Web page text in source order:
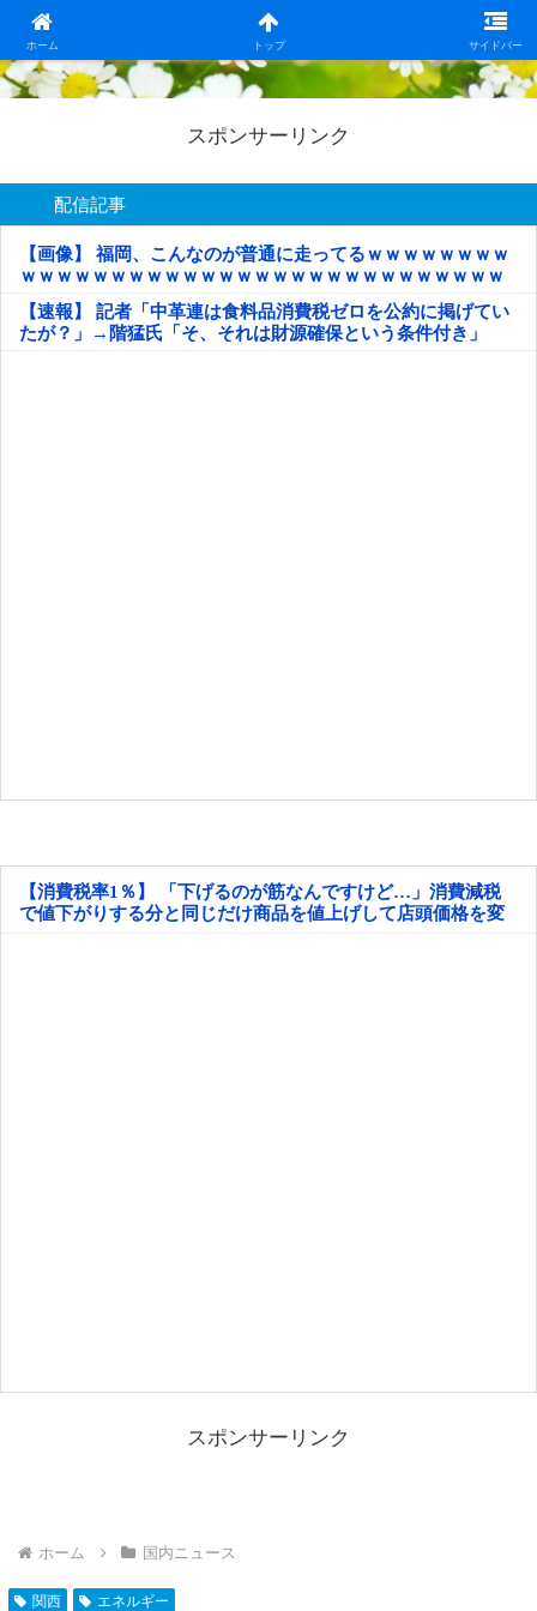
ホーム トップ サイドバー
日本第一！ニュース録
スポンサーリンク
配信記事
【画像】 福岡、こんなのが普通に走ってるｗｗｗｗｗｗｗｗ
ｗｗｗｗｗｗｗｗｗｗｗｗｗｗｗｗｗｗｗｗｗｗｗｗｗｗｗ
ｗｗｗｗｗ
【速報】 記者「中革連は食料品消費税ゼロを公約に掲げてい
たが？」→階猛氏「そ、それは財源確保という条件付き」
【消費税率1％】 「下げるのが筋なんですけど…」消費減税
で値下がりする分と同じだけ商品を値上げして店頭価格を変
えない店も
スポンサーリンク
ホーム 国内ニュース
関西 エネルギー